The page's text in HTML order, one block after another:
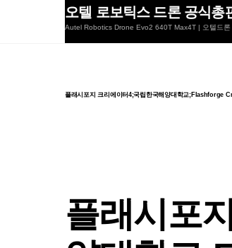
오텔 로보틱스 드론 공식총
Autel Robotics Drone Evo2 640T Max4T | 오텔드론
플래시포지 크리에이터4;국립한국해양대학교;Flashforge
플래시포